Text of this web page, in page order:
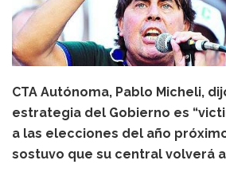
CTA Autónoma, Pablo Micheli,
estrategia del Gobierno es
a las elecciones del año
sostuvo que su central volverá